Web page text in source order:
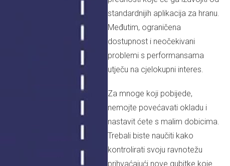
standardnijih aplikacija za hranu.
Međutim, ograničena
dostupnost i neočekivani
problemi s performansama
utječu na cjelokupni interes.
Za mnoge koji pobijede,
nemojte povećavati okladu i
nastavit ćete s malim dobicima.
Trebali biste naučiti kako
kontrolirati svoju ravnotežu
prihvaćajući nove gubitke koje